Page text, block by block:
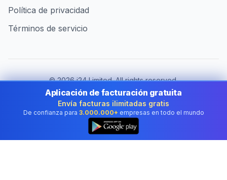
Política de privacidad
Términos de servicio
©2026i24 Limited. All rights reserved.
Al servicio de empresas en Mexico
Cambiar de país:
Mexico
Aplicación de facturación gratuita
Envía facturas ilimitadas gratis
De confianza para 3.000.000+ empresas en todo el mundo